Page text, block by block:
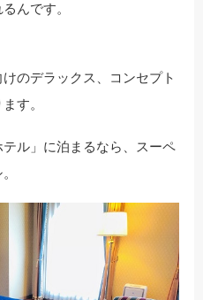
んです。
のデラックス、コンセプト
す。
ル」に泊まるなら、スーペ